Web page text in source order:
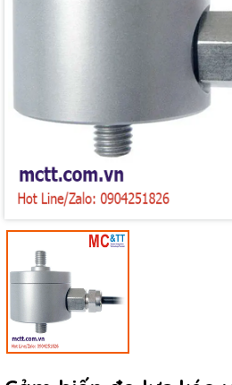
Mã giảm giá:
Ngày hết hạn: